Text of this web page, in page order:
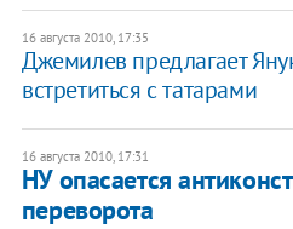
16 августа 2010, 17:35
Джемилев предлагает
встретиться с татарами
16 августа 2010, 17:31
НУ опасается
переворота